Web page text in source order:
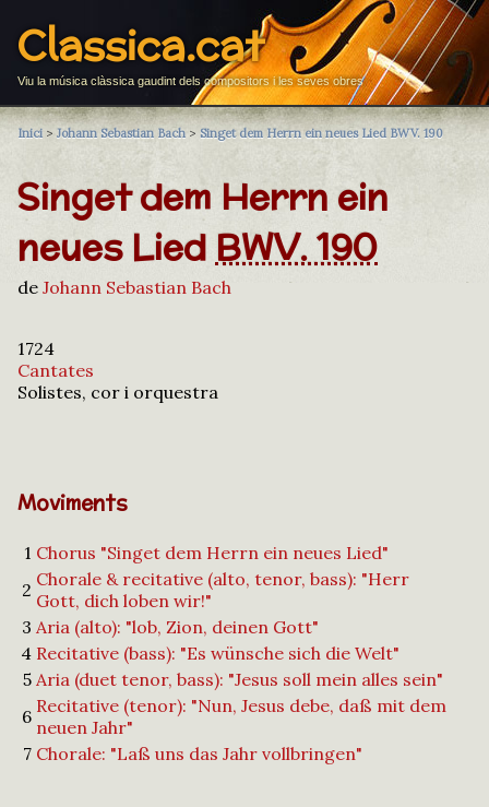
Classica.cat
Viu la música clàssica gaudint dels compositors i les seves obres
Inici > Johann Sebastian Bach > Singet dem Herrn ein neues Lied BWV. 190
Singet dem Herrn ein
neues Lied BWV. 190
de Johann Sebastian Bach
1724
Cantates
Solistes, cor i orquestra
Moviments
1 Chorus "Singet dem Herrn ein neues Lied"
2 Chorale & recitative (alto, tenor, bass): "Herr
Gott, dich loben wir!"
3 Aria (alto): "lob, Zion, deinen Gott"
4 Recitative (bass): "Es wünsche sich die Welt"
5 Aria (duet tenor, bass): "Jesus soll mein alles sein"
6 Recitative (tenor): "Nun, Jesus debe, daß mit dem
neuen Jahr"
7 Chorale: "Laß uns das Jahr vollbringen"